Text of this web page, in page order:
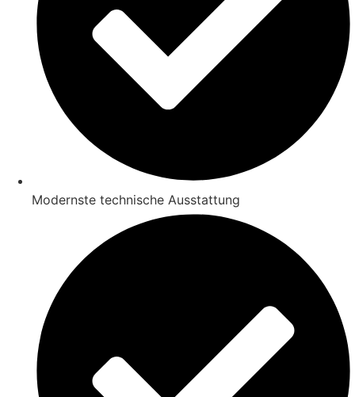
Modernste technische Ausstattung